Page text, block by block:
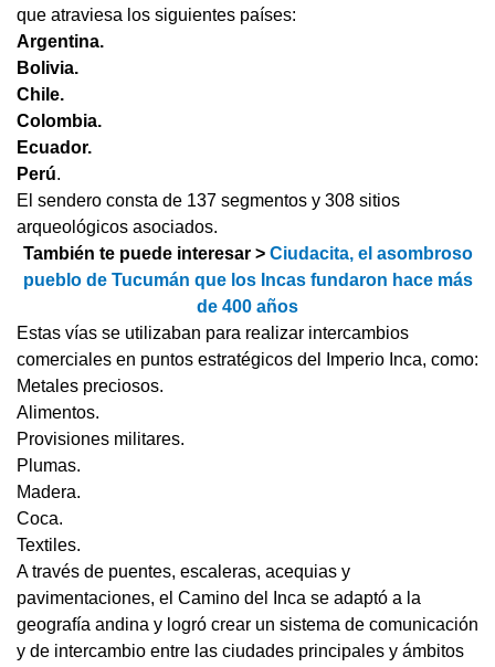
que atraviesa los siguientes países:
Argentina.
Bolivia.
Chile.
Colombia.
Ecuador.
Perú.
El sendero consta de 137 segmentos y 308 sitios
arqueológicos asociados.
También te puede interesar > Ciudacita, el asombroso
pueblo de Tucumán que los Incas fundaron hace más
de 400 años
Estas vías se utilizaban para realizar intercambios
comerciales en puntos estratégicos del Imperio Inca, como:
Metales preciosos.
Alimentos.
Provisiones militares.
Plumas.
Madera.
Coca.
Textiles.
A través de puentes, escaleras, acequias y
pavimentaciones, el Camino del Inca se adaptó a la
geografía andina y logró crear un sistema de comunicación
y de intercambio entre las ciudades principales y ámbitos